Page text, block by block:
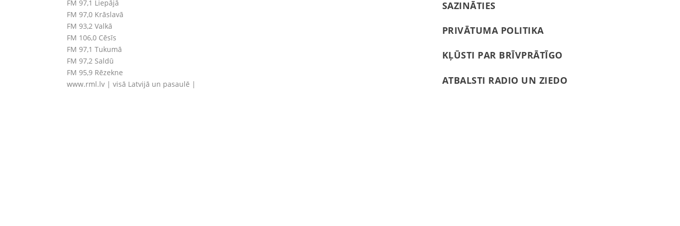
FM 97,1 Liepājā
FM 97,0 Krāslavā
FM 93,2 Valkā
FM 106,0 Cēsīs
FM 97,1 Tukumā
FM 97,2 Saldū
FM 95,9 Rēzekne
www.rml.lv | visā Latvijā un pasaulē |
SAZINĀTIES
PRIVĀTUMA POLITIKA
KĻŪSTI PAR BRĪVPRĀTĪGO
ATBALSTI RADIO UN ZIEDO